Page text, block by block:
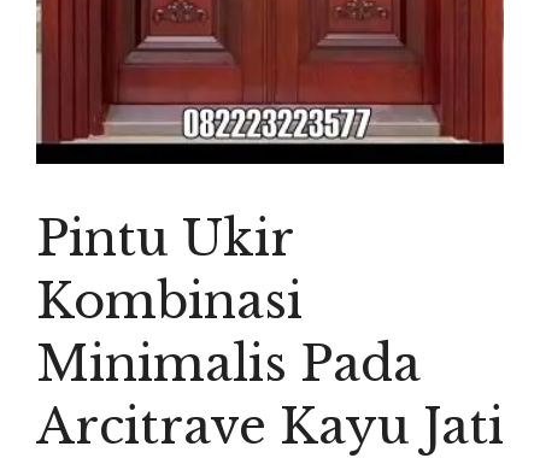
Pintu Ukir
Kombinasi
Minimalis Pada
Arcitrave Kayu Jati